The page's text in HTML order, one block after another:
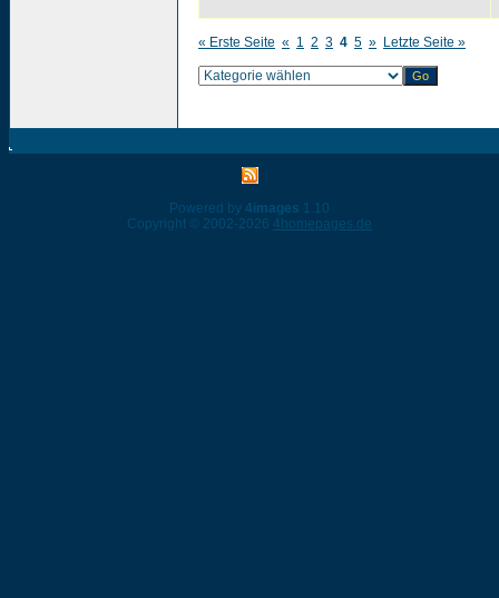
« Erste Seite « 1 2 3 4 5 » Letzte Seite »
Powered by 4images 1.10
Copyright © 2002-2026 4homepages.de